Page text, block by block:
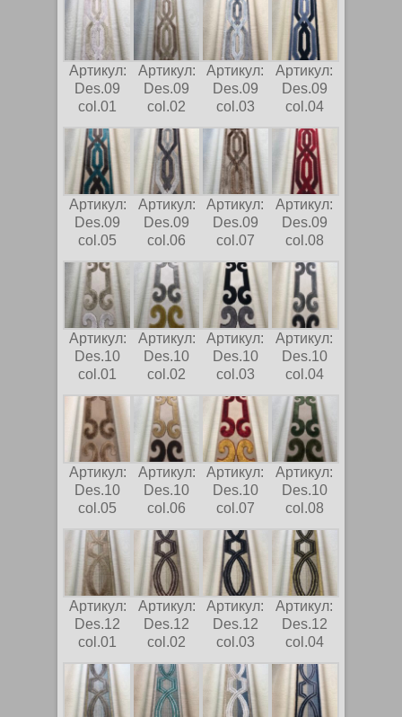
Артикул:
Des.09
col.01
Артикул:
Des.09
col.02
Артикул:
Des.09
col.03
Артикул:
Des.09
col.04
Артикул:
Des.09
col.05
Артикул:
Des.09
col.06
Артикул:
Des.09
col.07
Артикул:
Des.09
col.08
Артикул:
Des.10
col.01
Артикул:
Des.10
col.02
Артикул:
Des.10
col.03
Артикул:
Des.10
col.04
Артикул:
Des.10
col.05
Артикул:
Des.10
col.06
Артикул:
Des.10
col.07
Артикул:
Des.10
col.08
Артикул:
Des.12
col.01
Артикул:
Des.12
col.02
Артикул:
Des.12
col.03
Артикул:
Des.12
col.04